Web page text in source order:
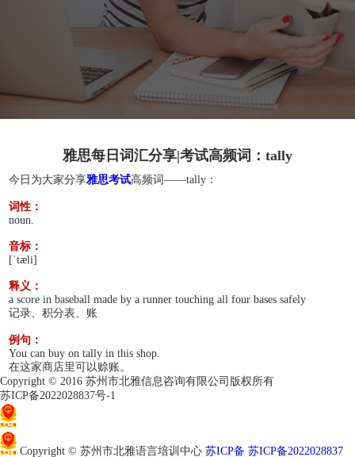
雅思每日词汇分享|考试高频词：tally
今日为大家分享雅思考试高频词——tally：
词性：
noun.
音标：
[ˈtæli]
释义：
a score in baseball made by a runner touching all four bases safely
记录、积分表、账
例句：
You can buy on tally in this shop.
在这家商店里可以赊账。
Copyright © 2016 苏州市北雅信息咨询有限公司版权所有
苏ICP备2022028837号-1
Copyright © 苏州市北雅语言培训中心 苏ICP备 苏ICP备2022028837